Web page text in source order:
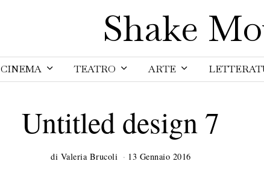
Shake
CINEMA TEATRO ARTE
Untitled design 7
di Valeria Brucoli 13 Gennaio 2016